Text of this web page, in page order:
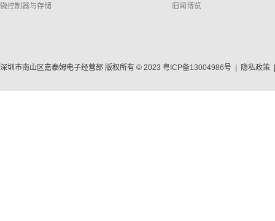
微控制器与存储 旧闻博览
深圳市南山区嘉泰姆电子经营部 版权所有 © 2023 粤ICP备13004986号 | 隐私政策